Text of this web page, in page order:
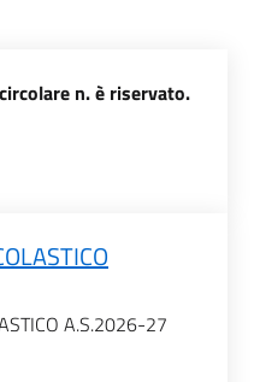
n. è riservato.
A.S.2026-27